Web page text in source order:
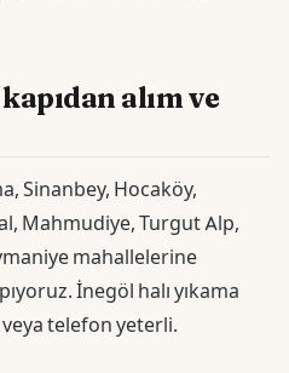
alım ve
Sinanbey, Hocaköy,
Mahmudiye, Turgut Alp,
mahallelerine
İnegöl halı yıkama
telefon yeterli.